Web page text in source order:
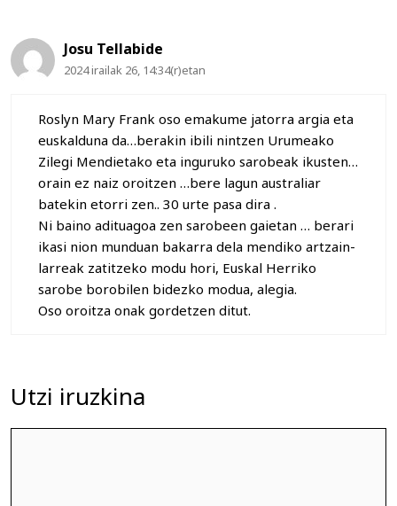
Josu Tellabide
2024 irailak 26, 14:34(r)etan
Roslyn Mary Frank oso emakume jatorra argia eta
euskalduna da…berakin ibili nintzen Urumeako
Zilegi Mendietako eta inguruko sarobeak ikusten…
orain ez naiz oroitzen …bere lagun australiar
batekin etorri zen.. 30 urte pasa dira .
Ni baino adituagoa zen sarobeen gaietan … berari
ikasi nion munduan bakarra dela mendiko artzain-
larreak zatitzeko modu hori, Euskal Herriko
sarobe borobilen bidezko modua, alegia.
Oso oroitza onak gordetzen ditut.
Utzi iruzkina